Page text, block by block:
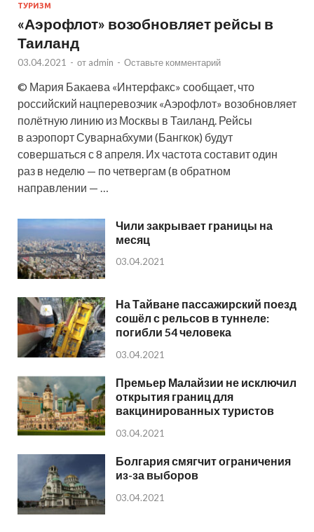
ТУРИЗМ
«Аэрофлот» возобновляет рейсы в
Таиланд
03.04.2021 - от admin - Оставьте комментарий
© Мария Бакаева «Интерфакс» сообщает, что
российский нацперевозчик «Аэрофлот» возобновляет
полётную линию из Москвы в Таиланд. Рейсы
в аэропорт Суварнабхуми (Бангкок) будут
совершаться с 8 апреля. Их частота составит один
раз в неделю — по четвергам (в обратном
направлении — …
Чили закрывает границы на
месяц
03.04.2021
На Тайване пассажирский поезд
сошёл с рельсов в туннеле:
погибли 54 человека
03.04.2021
Премьер Малайзии не исключил
открытия границ для
вакцинированных туристов
03.04.2021
Болгария смягчит ограничения
из-за выборов
03.04.2021